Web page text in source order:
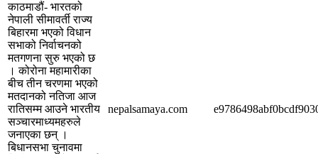
काठमाडौं- भारतको
नेपाली सीमावर्ती राज्य
बिहारमा भएको विधान
सभाको निर्वाचनको
मतगणना सुरु भएको छ
। कोरोना महामारीका
बीच तीन चरणमा भएको
मतदानको नतिजा आज
रातिसम्म आउने भारतीय
सञ्चारमाध्यमहरुले
जनाएका छन् ।
बिधानसभा चुनावमा
nepalsamaya.com